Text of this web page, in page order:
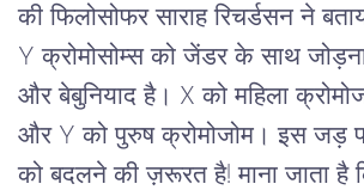
की फिलोसोफर साराह रिचर्डसन ने
Y क्रोमोसोम्स को जेंडर के साथ
और बेबुनियाद है। X को महिला
और Y को पुरुष क्रोमोजोम। इस जड़
को बदलने की ज़रूरत है! माना जाता है